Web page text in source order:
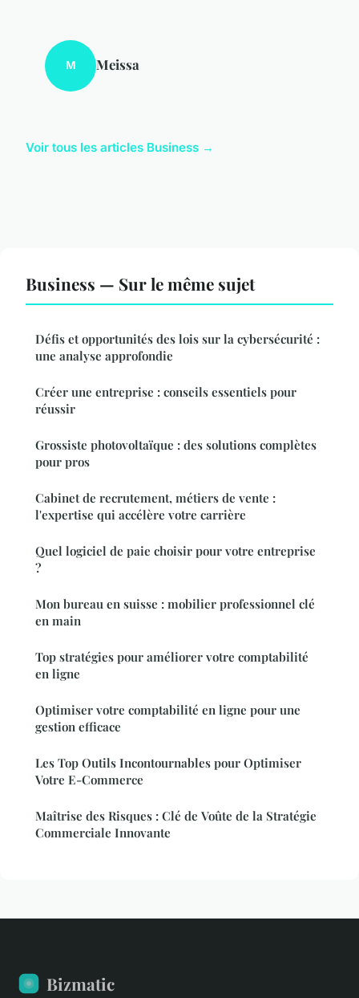
M Meissa
Voir tous les articles Business →
Business — Sur le même sujet
Défis et opportunités des lois sur la cybersécurité :
une analyse approfondie
Créer une entreprise : conseils essentiels pour
réussir
Grossiste photovoltaïque : des solutions complètes
pour pros
Cabinet de recrutement, métiers de vente :
l'expertise qui accélère votre carrière
Quel logiciel de paie choisir pour votre entreprise
?
Mon bureau en suisse : mobilier professionnel clé
en main
Top stratégies pour améliorer votre comptabilité
en ligne
Optimiser votre comptabilité en ligne pour une
gestion efficace
Les Top Outils Incontournables pour Optimiser
Votre E-Commerce
Maîtrise des Risques : Clé de Voûte de la Stratégie
Commerciale Innovante
Bizmatic